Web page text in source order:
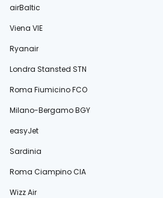
airBaltic
Viena VIE
Ryanair
Londra Stansted STN
Roma Fiumicino FCO
Milano-Bergamo BGY
easyJet
Sardinia
Roma Ciampino CIA
Wizz Air